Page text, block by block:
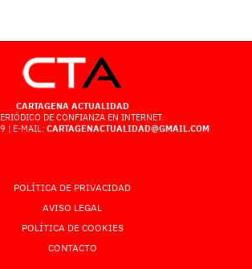
CARTAGENA ACTUALIDAD
DE CONFIANZA EN INTERNET.
| E-MAIL: CARTAGENACTUALIDAD@GMAIL.COM
POLÍTICA DE PRIVACIDAD
AVISO LEGAL
POLÍTICA DE COOKIES
CONTACTO